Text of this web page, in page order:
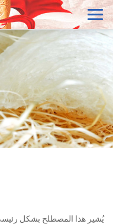
يُشير هذا المصطلح بشكل